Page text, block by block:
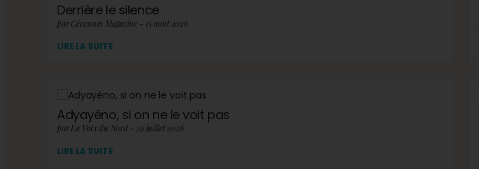
Derrière le silence
par Cévennes Magazine - 15 août 2026
LIRE LA SUITE
Adyayéno, si on ne le voit pas
par La Voix du Nord - 29 juillet 2026
LIRE LA SUITE